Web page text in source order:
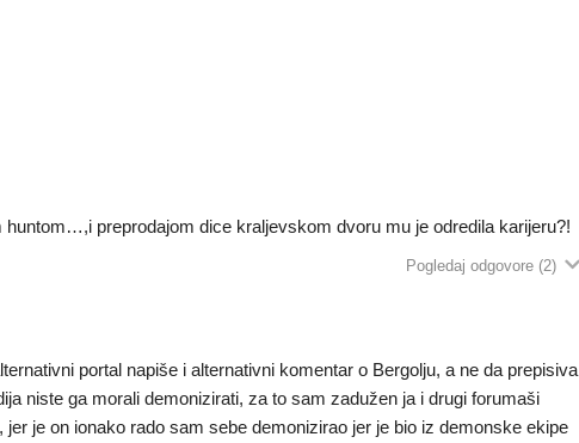
huntom…,i preprodajom dice kraljevskom dvoru mu je odredila karijeru?!
Pogledaj odgovore (2)
portal napiše i alternativni komentar o Bergolju, a ne da prepisiva
niste ga morali demonizirati, za to sam zadužen ja i drugi forumaši
jer je on ionako rado sam sebe demonizirao jer je bio iz demonske ekipe